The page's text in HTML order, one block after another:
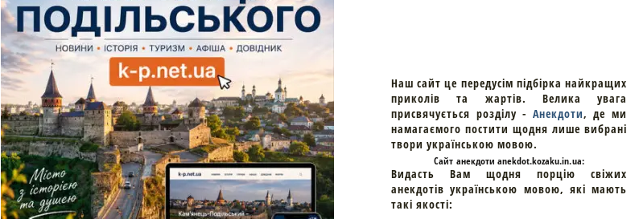
Наш сайт це передусім підбірка найкращих
приколів та жартів. Велика увага
присвячується розділу - Анекдоти, де ми
намагаємого постити щодня лише вибрані
твори українською мовою.
Cайт анекдоти anekdot.kozaku.in.ua:
Видасть Вам щодня порцію свіжих
анекдотів українською мовою, які мають
такі якості: